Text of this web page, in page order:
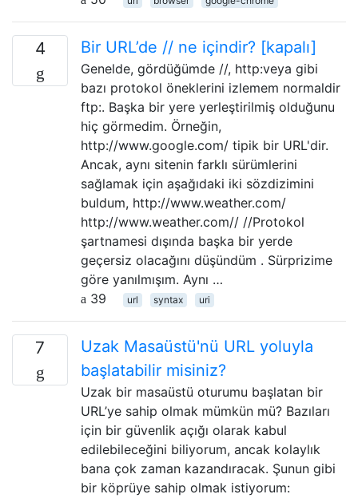
4 Bir URL’de // ne içindir? [kapalı]
Genelde, gördüğümde //, http:veya gibi
bazı protokol öneklerini izlemem normaldir
ftp:. Başka bir yere yerleştirilmiş olduğunu
hiç görmedim. Örneğin,
http://www.google.com/ tipik bir URL'dir.
Ancak, aynı sitenin farklı sürümlerini
sağlamak için aşağıdaki iki sözdizimini
buldum, http://www.weather.com/
http://www.weather.com// //Protokol
şartnamesi dışında başka bir yerde
geçersiz olacağını düşündüm . Sürprizime
göre yanılmışım. Aynı …
39
url syntax uri
7
Uzak Masaüstü'nü URL yoluyla
başlatabilir misiniz?
Uzak bir masaüstü oturumu başlatan bir
URL’ye sahip olmak mümkün mü? Bazıları
için bir güvenlik açığı olarak kabul
edilebileceğini biliyorum, ancak kolaylık
bana çok zaman kazandıracak. Şunun gibi
bir köprüye sahip olmak istiyorum: